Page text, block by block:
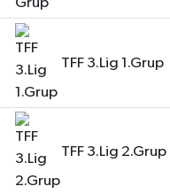
TFF 3.Lig 1.Grup
TFF 3.Lig 2.Grup